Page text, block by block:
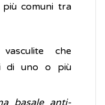
comuni tra
che
di uno o più